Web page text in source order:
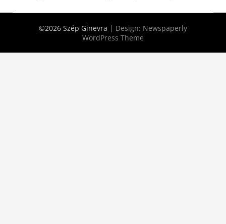
©2026 Szép Ginevra | Design: Newspaperly
WordPress Theme